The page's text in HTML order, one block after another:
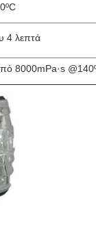
4 λεπτά
8000mPa·s